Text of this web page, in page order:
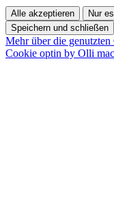
Alle akzeptieren
Nur
Speichern und schließen
Mehr über die genutzten
Cookie optin by Olli